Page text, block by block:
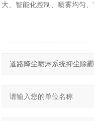
大、智能化控制、喷雾均匀